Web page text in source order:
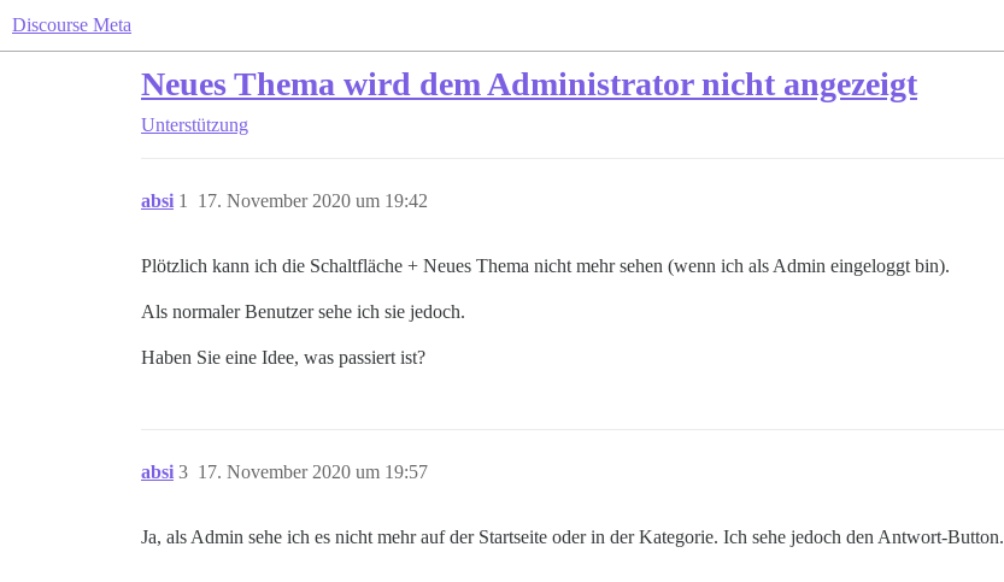
Discourse Meta
Neues Thema wird dem Administrator nicht angezeigt
Unterstützung
absi 17. November 2020 um 19:42
1
Plötzlich kann ich die Schaltfläche + Neues Thema nicht mehr sehen (wenn ich als Admin eingeloggt bin).
Als normaler Benutzer sehe ich sie jedoch.
Haben Sie eine Idee, was passiert ist?
absi 17. November 2020 um 19:57
3
Ja, als Admin sehe ich es nicht mehr auf der Startseite oder in der Kategorie. Ich sehe jedoch den Antwort-Button.